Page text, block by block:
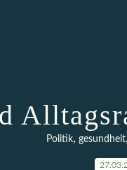
Politik, gesundheit